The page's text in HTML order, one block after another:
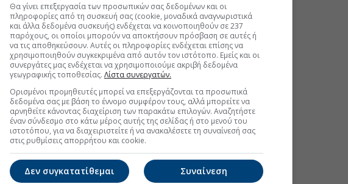
Θα γίνει επεξεργασία των προσωπικών σας δεδομένων και οι
πληροφορίες από τη συσκευή σας (cookie, μοναδικά αναγνωριστικά
και άλλα δεδομένα συσκευής) ενδέχεται να κοινοποιηθούν σε 237
παρόχους, οι οποίοι μπορούν να αποκτήσουν πρόσβαση σε αυτές ή
να τις αποθηκεύσουν. Αυτές οι πληροφορίες ενδέχεται επίσης να
χρησιμοποιηθούν συγκεκριμένα από αυτόν τον ιστότοπο. Εμείς και οι
συνεργάτες μας ενδέχεται να χρησιμοποιούμε ακριβή δεδομένα
γεωγραφικής τοποθεσίας. Λίστα συνεργατών.
Ορισμένοι προμηθευτές μπορεί να επεξεργάζονται τα προσωπικά
δεδομένα σας με βάση το έννομο συμφέρον τους, αλλά μπορείτε να
αρνηθείτε κάνοντας διαχείριση των παρακάτω επιλογών. Αναζητήστε
έναν σύνδεσμο στο κάτω μέρος αυτής της σελίδας ή στο μενού του
ιστοτόπου, για να διαχειριστείτε ή να ανακαλέσετε τη συναίνεσή σας
στις ρυθμίσεις απορρήτου και cookie.
Συναίνεση
Δεν συγκατατίθεμαι